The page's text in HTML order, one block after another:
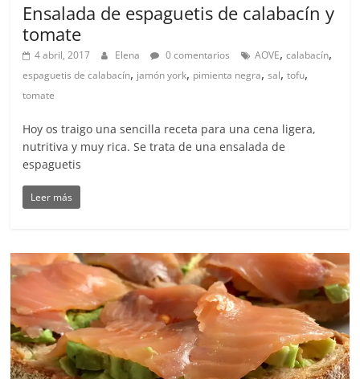
Ensalada de espaguetis de calabacín y
tomate
4 abril, 2017 Elena 0 comentarios AOVE,calabacín,
espaguetis de calabacín, jamón york, pimienta negra,sal,tofu,
tomate
Hoy os traigo una sencilla receta para una cena ligera,
nutritiva y muy rica. Se trata de una ensalada de
espaguetis
Leer más